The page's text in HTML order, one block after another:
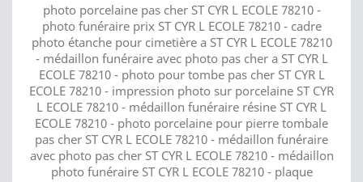
photo porcelaine pas cher ST CYR L ECOLE 78210 -
photo funéraire prix ST CYR L ECOLE 78210 - cadre
photo étanche pour cimetière a ST CYR L ECOLE 78210
- médaillon funéraire avec photo pas cher a ST CYR L
ECOLE 78210 - photo pour tombe pas cher ST CYR L
ECOLE 78210 - impression photo sur porcelaine ST CYR
L ECOLE 78210 - médaillon funéraire résine ST CYR L
ECOLE 78210 - photo porcelaine pour pierre tombale
pas cher ST CYR L ECOLE 78210 - médaillon funéraire
avec photo pas cher ST CYR L ECOLE 78210 - médaillon
photo funéraire ST CYR L ECOLE 78210 - plaque